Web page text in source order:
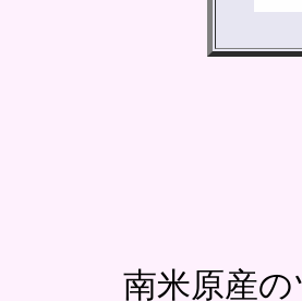
南米原産